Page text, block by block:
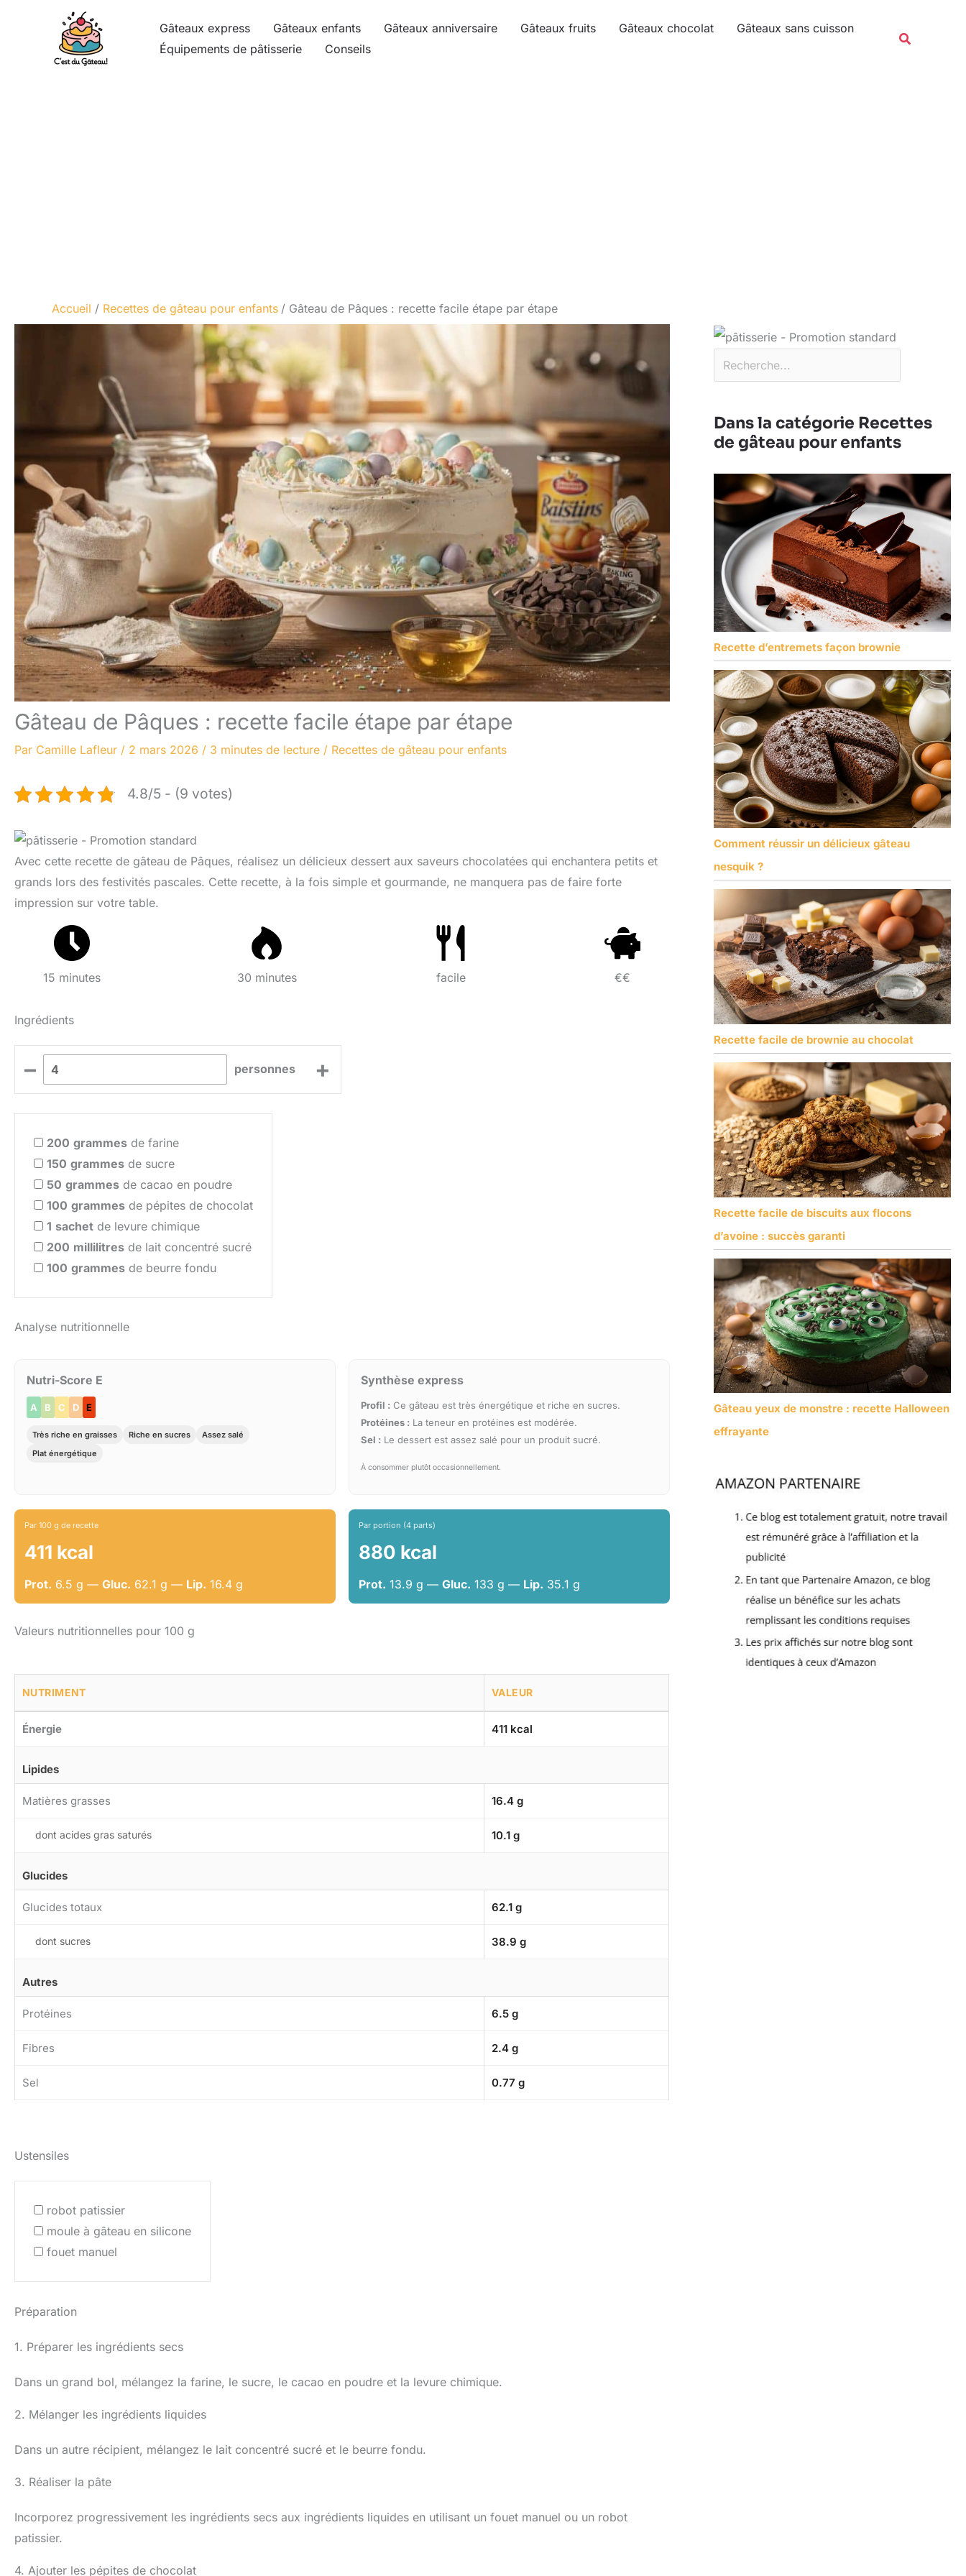
Gâteaux express Gâteaux enfants Gâteaux anniversaire Gâteaux fruits Gâteaux chocolat
Gâteaux sans cuisson
Équipements de pâtisserie
Conseils
Accueil Recettes de gâteau pour enfants Gâteau de Pâques : recette facile étape par étape
Gâteau de Pâques : recette facile étape par étape
Par Camille Lafleur / 2 mars 2026 / 3 minutes de lecture / Recettes de gâteau pour enfants
4.8/5 - (9 votes)
Avec cette recette de gâteau de Pâques, réalisez un délicieux dessert aux saveurs chocolatées qui enchantera petits et
grands lors des festivités pascales. Cette recette, à la fois simple et gourmande, ne manquera pas de faire forte
impression sur votre table.
15 minutes 30 minutes facile €€
Ingrédients
– personnes +
200 grammes de farine
150 grammes de sucre
50 grammes de cacao en poudre
100 grammes de pépites de chocolat
1 sachet de levure chimique
200 millilitres de lait concentré sucré
100 grammes de beurre fondu
Analyse nutritionnelle
Nutri-Score E
A B C D E
Très riche en graisses Riche en sucres
Assez salé
Plat énergétique
Synthèse express
Profil : Ce gâteau est très énergétique et riche en sucres.
Protéines : La teneur en protéines est modérée.
Sel : Le dessert est assez salé pour un produit sucré.
À consommer plutôt occasionnellement.
Par 100 g de recette
411 kcal
Prot. 6.5 g — Gluc. 62.1 g — Lip. 16.4 g
Par portion (4 parts)
880 kcal
Prot. 13.9 g —Gluc. 133 g — Lip. 35.1 g
Valeurs nutritionnelles pour 100 g
NUTRIMENT VALEUR
Énergie 411 kcal
Lipides
Matières grasses 16.4 g
dont acides gras saturés 10.1 g
Glucides
Glucides totaux 62.1 g
dont sucres 38.9 g
Autres
Protéines 6.5 g
Fibres 2.4 g
Sel 0.77 g
Ustensiles
robot patissier
moule à gâteau en silicone
fouet manuel
Préparation
1. Préparer les ingrédients secs
Dans un grand bol, mélangez la farine, le sucre, le cacao en poudre et la levure chimique.
2. Mélanger les ingrédients liquides
Dans un autre récipient, mélangez le lait concentré sucré et le beurre fondu.
3. Réaliser la pâte
Incorporez progressivement les ingrédients secs aux ingrédients liquides en utilisant un fouet manuel ou un robot
patissier.
4. Ajouter les pépites de chocolat
Dans la catégorie Recettes
de gâteau pour enfants
Recette d’entremets façon brownie
Comment réussir un délicieux gâteau
nesquik ?
Recette facile de brownie au chocolat
Recette facile de biscuits aux flocons
d’avoine : succès garanti
Gâteau yeux de monstre : recette Halloween
effrayante